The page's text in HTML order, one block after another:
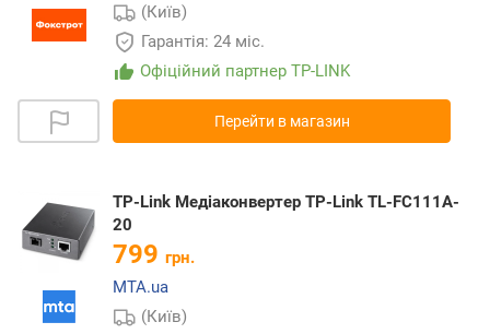
(Київ)
Гарантія: 24 міс.
Офіційний партнер TP-LINK
Перейти в магазин
TP-Link Медіаконвертер TP-Link TL-FC111A-
20
799 грн.
MTA.ua
(Київ)